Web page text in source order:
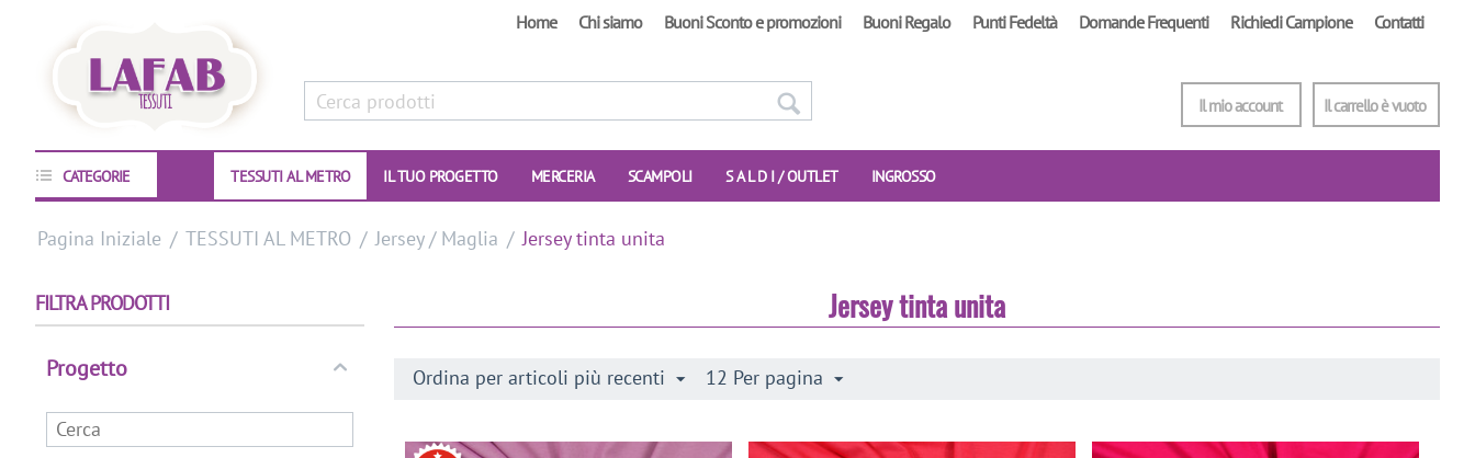
Home Chi siamo Buoni Sconto e promozioni Buoni Regalo Punti Fedeltà Domande Frequenti Richiedi Campione Contatti
Il carrello è vuoto
Il mio account
CATEGORIE TESSUTI AL METRO IL TUO PROGETTO MERCERIA SCAMPOLI S A L D I / OUTLET INGROSSO
Pagina Iniziale / TESSUTI AL METRO / Jersey / Maglia / Jersey tinta unita
FILTRA PRODOTTI
Progetto
Jersey tinta unita
Ordina per articoli più recenti 12 Per pagina